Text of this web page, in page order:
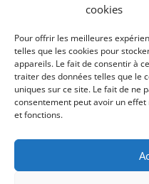
cookies
Pour offrir les meilleures
telles que les cookies pour
appareils. Le fait de consentir à
traiter des données telles que le
uniques sur ce site. Le fait de ne
consentement peut avoir un
et fonctions.
Mode / Beauté / Bien-être
Santé
Société
Sports
Technologie / Internet